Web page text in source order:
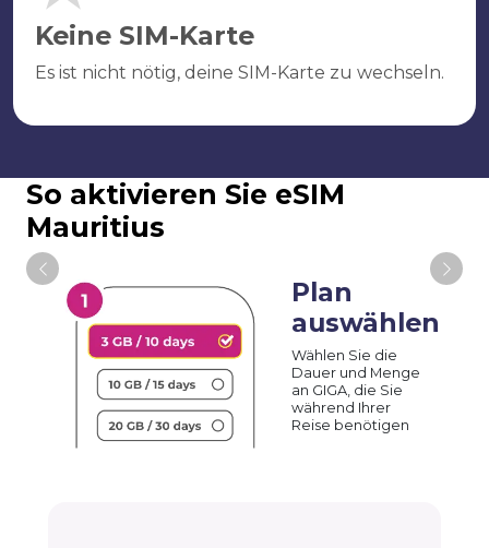
Keine SIM-Karte
Es ist nicht nötig, deine SIM-Karte zu wechseln.
So aktivieren Sie eSIM
Mauritius
Plan
auswählen
Wählen Sie die
Dauer und Menge
an GIGA, die Sie
während Ihrer
Reise benötigen